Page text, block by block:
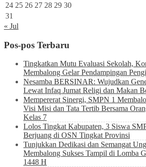
24 25 26 27 28 29 30
31
« Jul
Pos-pos Terbaru
Tingkatkan Mutu Evaluasi Sekolah,
Membalong Gelar Pendampingan
Nesamba BERSINAR: Wujudkan
Lewat Infaq Jumat Religi dan Makan
Mempererat Sinergi, SMPN 1
Visi Misi dan Tata Tertib Bersama
Kelas 7
Lolos Tingkat Kabupaten, 3 Siswa
Berjuang di OSN Tingkat Provinsi
Tunjukkan Dedikasi dan Semangat
Membalong Sukses Tampil di Lomba
1448 H